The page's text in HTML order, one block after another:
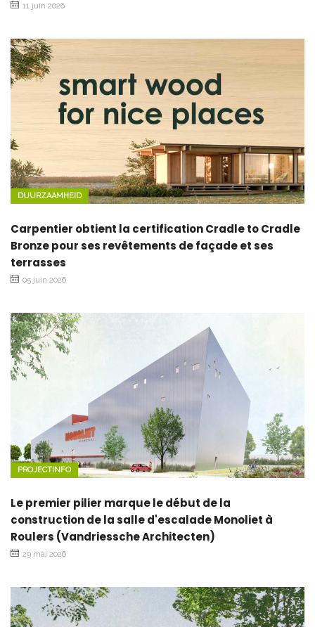
11 juin 2026
DUURZAAMHEID
Carpentier obtient la certification Cradle to Cradle
Bronze pour ses revêtements de façade et ses
terrasses
05 juin 2026
PROJECTINFO
Le premier pilier marque le début de la
construction de la salle d'escalade Monoliet à
Roulers (Vandriessche Architecten)
29 mai 2026